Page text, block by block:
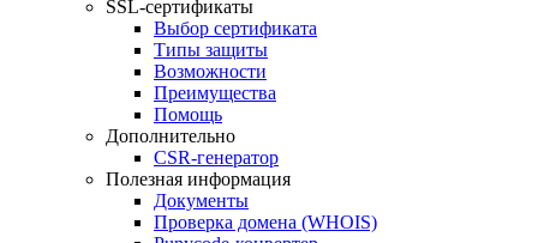
SSL-сертификаты
Выбор сертификата
Типы защиты
Возможности
Преимущества
Помощь
Дополнительно
CSR-генератор
Полезная информация
Документы
Проверка домена (WHOIS)